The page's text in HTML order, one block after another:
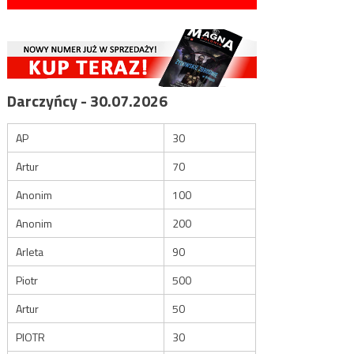
Darczyńcy - 30.07.2026
AP
30
Artur
70
Anonim
100
Anonim
200
Arleta
90
Piotr
500
Artur
50
PIOTR
30